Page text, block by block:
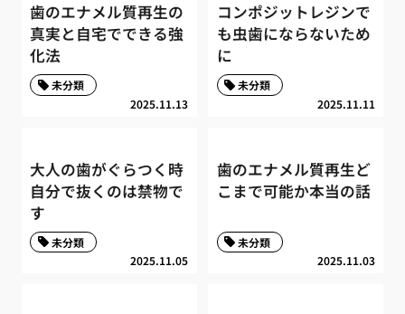
歯のエナメル質再生の
真実と自宅でできる強
化法
2025.11.13
未分類
コンポジットレジンで
も虫歯にならないため
に
2025.11.11
未分類
大人の歯がぐらつく時
自分で抜くのは禁物で
す
2025.11.05
未分類
歯のエナメル質再生ど
こまで可能か本当の話
2025.11.03
未分類